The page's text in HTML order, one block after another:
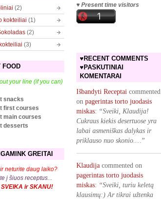
♥ Present time visitors
♥RECENT COMMENTS
♥PASKUTINIAI
KOMENTARAI
Išbandyti Receptai commented
on pagerintas torto juodasis
miskas: “Sveiki, Klaudija!
Cukraus kiekis desertuose yra
labai asmeniškas dalykas ir
priklauso nuo skonio.…”
Klaudija commented on
pagerintas torto juodasis
miskas: “Sveiki, turiu keletą
klausimų:) Ar tikrai užtenka
(2)
kokteiliai (1)
(2)
(3)
FOOD
your line (if you can)
snacks
first courses
main courses
desserts
GREITAI
neturite daug laiko?
į šiuos receptus.
SVEIKA ir SKANU!